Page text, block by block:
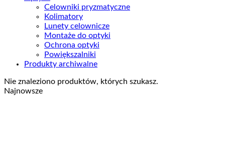
Celowniki pryzmatyczne
Kolimatory
Lunety celownicze
Montaże do optyki
Ochrona optyki
Powiększalniki
Produkty archiwalne
Nie znaleziono produktów, których szukasz.
Najnowsze